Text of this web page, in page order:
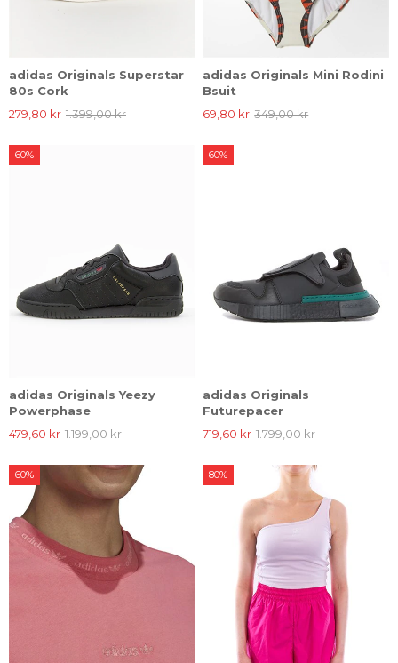
adidas Originals Superstar
80s Cork
279,80 kr 1.399,00 kr
adidas Originals Mini Rodini
Bsuit
69,80 kr 349,00 kr
adidas Originals Yeezy
Powerphase
479,60 kr 1.199,00 kr
60%
adidas Originals
Futurepacer
719,60 kr 1.799,00 kr
60%
60% 80%